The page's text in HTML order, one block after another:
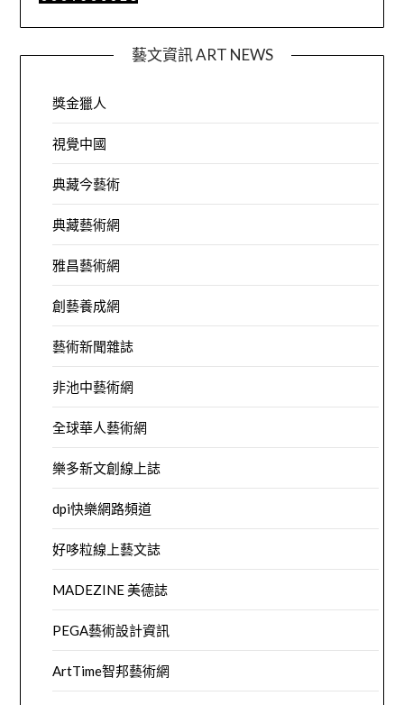
藝文資訊 ART NEWS
獎金獵人
視覺中國
典藏今藝術
典藏藝術網
雅昌藝術網
創藝養成網
藝術新聞雜誌
非池中藝術網
全球華人藝術網
樂多新文創線上誌
dpi快樂網路頻道
好哆粒線上藝文誌
MADEZINE 美德誌
PEGA藝術設計資訊
ArtTime智邦藝術網